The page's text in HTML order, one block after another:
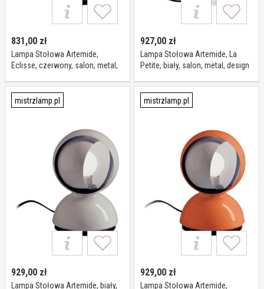
831,00 zł
Lampa Stołowa Artemide,
Eclisse, czerwony, salon, metal,
927,00 zł
Lampa Stołowa Artemide, La
Petite, biały, salon, metal, design
mistrzlamp.pl
929,00 zł
Lampa Stołowa Artemide, biały,
mistrzlamp.pl
929,00 zł
Lampa Stołowa Artemide,